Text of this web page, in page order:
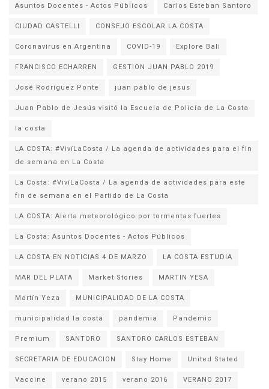
Asuntos Docentes - Actos Públicos
Carlos Esteban Santoro
CIUDAD CASTELLI
CONSEJO ESCOLAR LA COSTA
Coronavirus en Argentina
COVID-19
Explore Bali
FRANCISCO ECHARREN
GESTION JUAN PABLO 2019
José Rodríguez Ponte
juan pablo de jesus
la costa
LA COSTA: #VivíLaCosta / La agenda de actividades para el fin
de semana en La Costa
La Costa: #VivíLaCosta / La agenda de actividades para este
fin de semana en el Partido de La Costa
LA COSTA: Alerta meteorológico por tormentas fuertes
La Costa: Asuntos Docentes - Actos Públicos
LA COSTA EN NOTICIAS 4 DE MARZO
LA COSTA ESTUDIA
MAR DEL PLATA
Market Stories
MARTIN YESA
Martín Yeza
MUNICIPALIDAD DE LA COSTA
municipalidad la costa
pandemia
Pandemic
Premium
SANTORO
SANTORO CARLOS ESTEBAN
SECRETARIA DE EDUCACION
Stay Home
United Stated
Vaccine
verano 2015 verano 2016
VERANO 2017